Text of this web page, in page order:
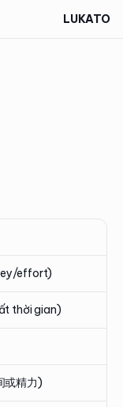
LUKATO
effort)
thời gian)
或精力)